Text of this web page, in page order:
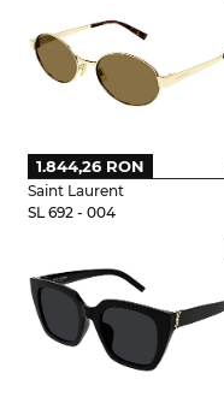
Saint Laurent
SL 692 - 004
1.844,26 RON